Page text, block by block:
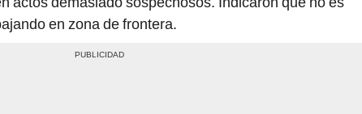
en zona de frontera.